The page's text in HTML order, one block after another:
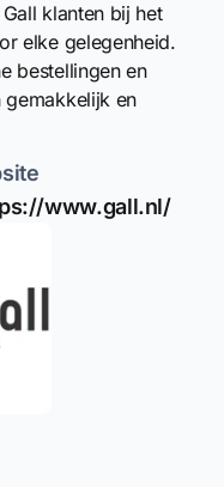
klanten bij het
elke gelegenheid.
bestellingen en
en
www.gall.nl/